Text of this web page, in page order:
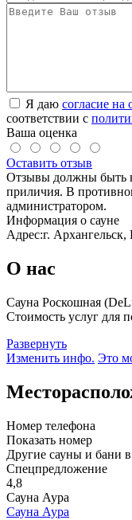
Я даю согласие
соответствии с
Ваша оценка
Оставить отзыв
Отзывы должны быть
приличия. В
администратором.
Информация о сауне
Адрес:г.
О нас
Сауна Роскошная
Стоимость услуг для
Развернуть
Изменить инфо. Это
Номер телефона
Показать номер
Другие сауны и бани
Спецпредложение
4,8
Сауна Аура
Сауна Аура